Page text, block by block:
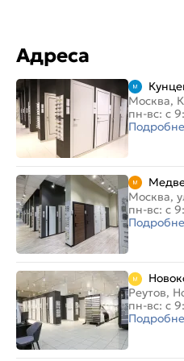
Адреса
Москва,
пн-вс: с
Москва,
пн-вс: с
Реутов,
пн-вс: с